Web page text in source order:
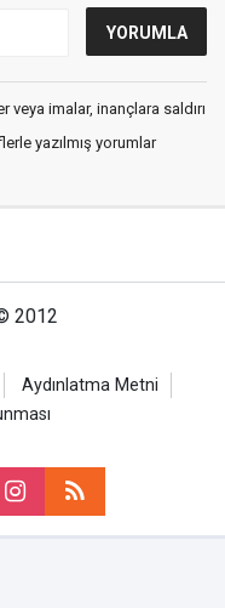
imalar, inançlara saldırı
yazılmış yorumlar
2012
Aydınlatma Metni